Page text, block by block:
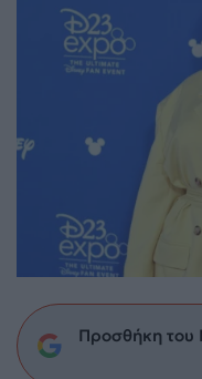
Προσθήκη του